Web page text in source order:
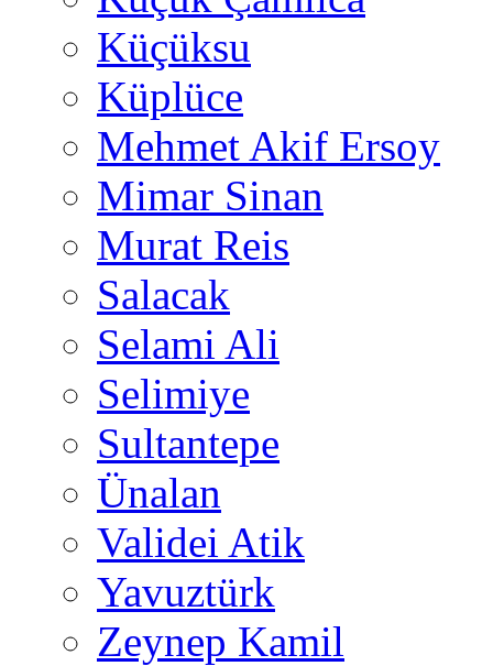
Küçüksu
Küplüce
Mehmet Akif Ersoy
Mimar Sinan
Murat Reis
Salacak
Selami Ali
Selimiye
Sultantepe
Ünalan
Validei Atik
Yavuztürk
Zeynep Kamil